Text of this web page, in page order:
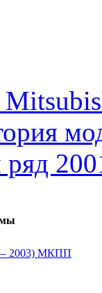
2003) MКПП